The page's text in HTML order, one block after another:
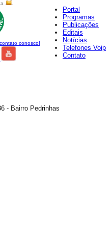
conosco!
Portal
Programas
Publicações
Editais
Notícias
Telefones Voip
Contato
- Bairro Pedrinhas